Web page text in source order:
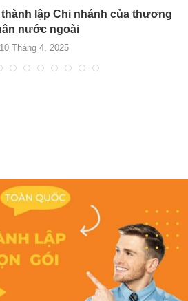
lập Chi nhánh của thương
nước ngoài
10 Tháng 4, 2025